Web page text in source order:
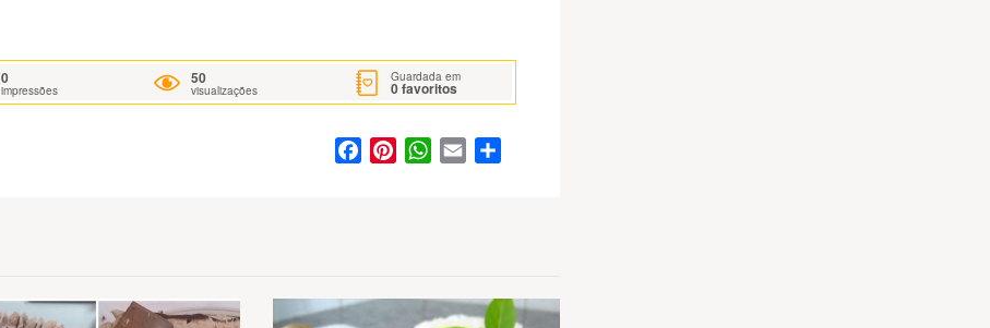
0
impressões
50
visualizações
Guardada em
0favoritos
FacebookPinterestWhatsApp
Email